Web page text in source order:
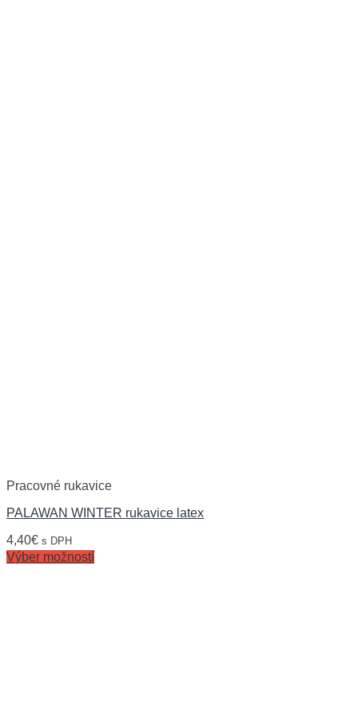
Pracovné rukavice
PALAWAN WINTER rukavice latex
4,40€ s DPH
Výber možností